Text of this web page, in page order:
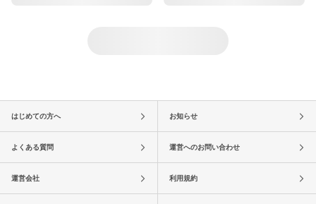
はじめての方へ お知らせ
よくある質問 運営へのお問い合わせ
運営会社 利用規約